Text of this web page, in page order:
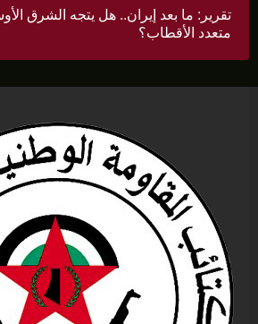
تقرير: ما بعد إيران.. هل يتجه الشرق
متعدد الأقطاب؟